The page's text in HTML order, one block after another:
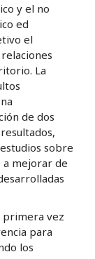
y el no
ed
el
La
de dos
sobre
mejorar de
primera vez
para
los